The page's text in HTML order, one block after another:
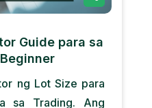
Guide para sa
ng Lot Size para
sa Trading. Ang